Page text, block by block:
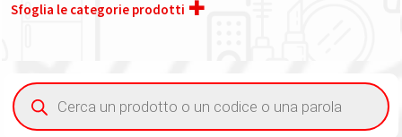
Sfoglia le categorie prodotti
Acquisto iva 4% (agevolata)
Ricerca
prodotti